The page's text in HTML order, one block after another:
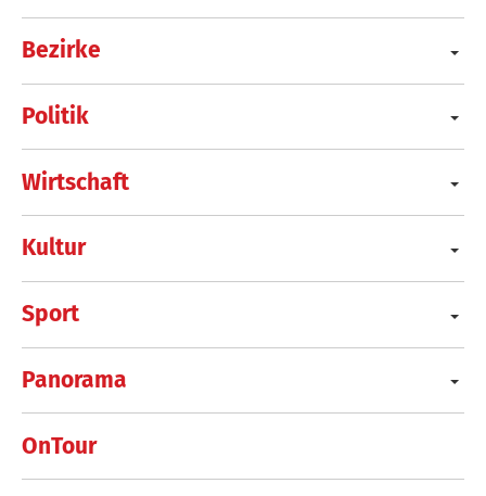
Bezirke
Politik
Wirtschaft
Kultur
Sport
Panorama
OnTour